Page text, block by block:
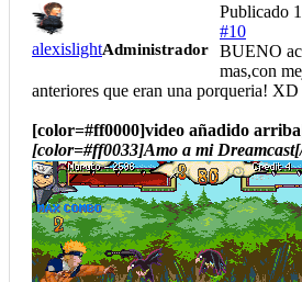
alexislightAdministrador
Publicado
#10
BUENO
mas,con
anteriores que eran una porqueria! XD
[color=#ff0000]video añadido
[color=#ff0033]Amo a mi